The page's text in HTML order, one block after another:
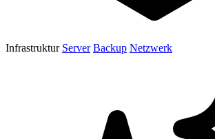
Infrastruktur Server Backup Netzwerk